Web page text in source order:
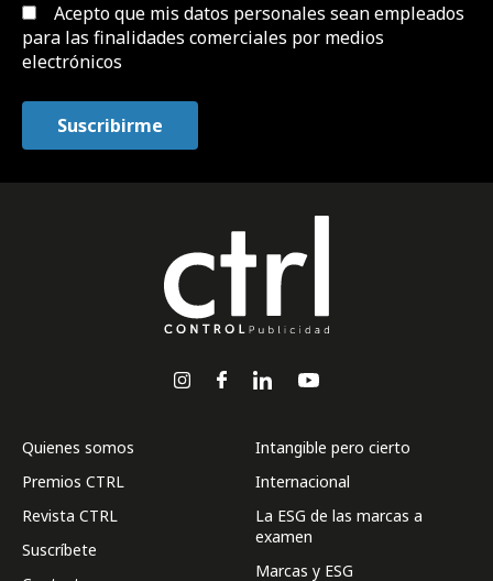
Acepto que mis datos personales sean empleados
para las finalidades comerciales por medios
electrónicos
Quienes somos
Premios CTRL
Revista CTRL
Suscríbete
Intangible pero cierto
Internacional
La ESG de las marcas a
examen
Marcas y ESG